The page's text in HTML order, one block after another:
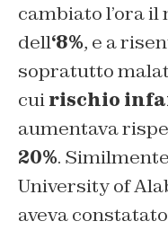
cambiato l’ora
dell‘8%, e a
sopratutto
cuirischio
aumentava
20%.
University of
aveva